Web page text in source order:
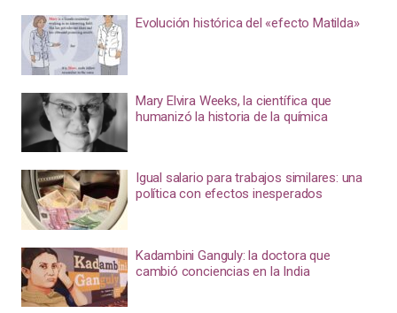
Evolución histórica del «efecto Matilda»
Mary Elvira Weeks, la científica que
humanizó la historia de la química
Igual salario para trabajos similares: una
política con efectos inesperados
Kadambini Ganguly: la doctora que
cambió conciencias en la India